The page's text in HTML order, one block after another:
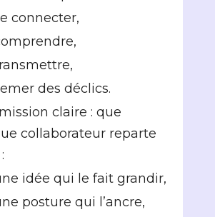
connecter,
des déclics.
claire : que
collaborateur reparte
idée qui le fait grandir,
posture qui l’ancre,